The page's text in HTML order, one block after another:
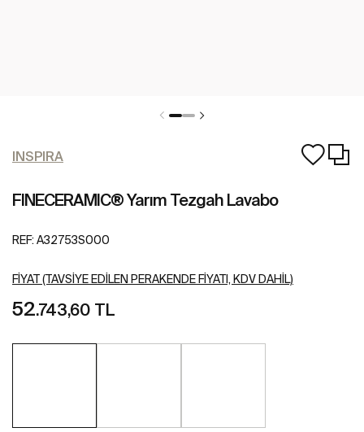
INSPIRA
FINECERAMIC® Yarım Tezgah Lavabo
REF: A32753S000
FIYAT (TAVSIYE EDILEN PERAKENDE FIYATI, KDV DAHIL)
52.743,60 TL